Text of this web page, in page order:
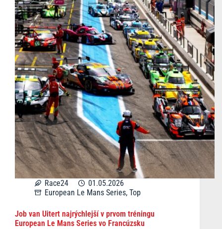
Race24
01.05.2026
European Le Mans Series, Top
Job van Uitert najrýchlejší v prvom tréningu
European Le Mans Series vo Francúzsku